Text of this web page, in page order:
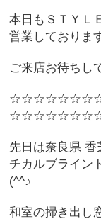
本日もＳＴＹＬ
営業しておりま
ご来店お待ちし
先日は奈良県 香
チカルブライン
(^^♪
和室の掃き出し